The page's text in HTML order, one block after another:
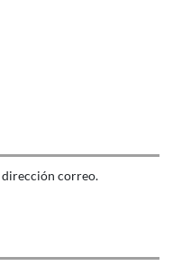
dirección correo.